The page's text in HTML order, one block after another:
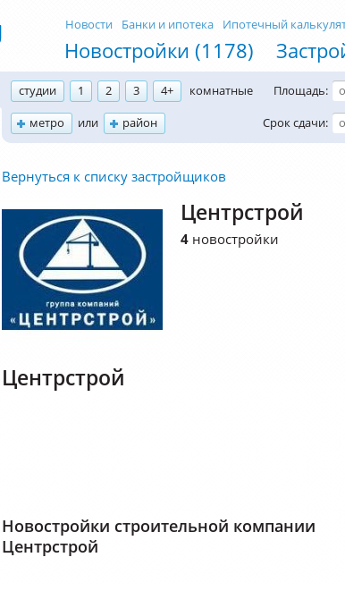
Новостройки (1178)
Новости Банки и ипотека Ипотечный
студии 1 2 3 4+
комнатные
метро
или район
Площадь:
Срок сдачи:
Вернуться к списку застройщиков
Центрстрой
4 новостройки
Центрстрой
Новостройки строительной компании
Центрстрой